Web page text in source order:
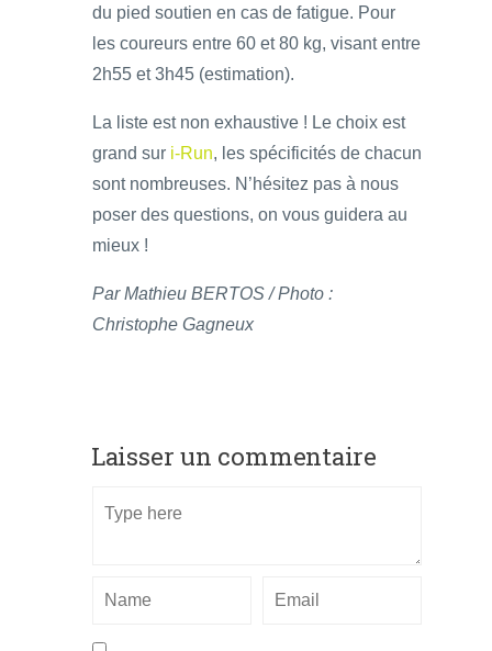
du pied soutien en cas de fatigue. Pour
les coureurs entre 60 et 80 kg, visant entre
2h55 et 3h45 (estimation).
La liste est non exhaustive ! Le choix est
grand sur i-Run, les spécificités de chacun
sont nombreuses. N’hésitez pas à nous
poser des questions, on vous guidera au
mieux !
Par Mathieu BERTOS / Photo :
Christophe Gagneux
Laisser un commentaire